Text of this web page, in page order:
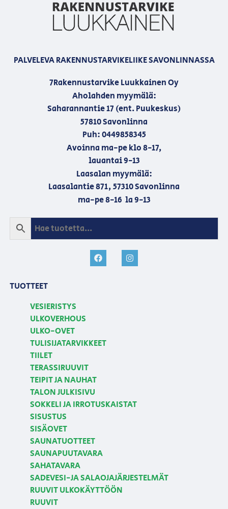
PALVELEVA RAKENNUSTARVIKELIIKE SAVONLINNASSA
7Rakennustarvike Luukkainen Oy
Aholahden myymälä:
Saharannantie 17 (ent. Puukeskus)
57810 Savonlinna
Puh: 0449858345
Avoinna ma-pe klo 8-17,
lauantai 9-13
Laasalan myymälä:
Laasalantie 871, 57310 Savonlinna
ma-pe 8-16 la 9-13
TUOTTEET
VESIERISTYS
ULKOVERHOUS
ULKO-OVET
TULISIJATARVIKKEET
TIILET
TERASSIRUUVIT
TEIPIT JA NAUHAT
TALON JULKISIVU
SOKKELI JA IRROTUSKAISTAT
SISUSTUS
SISÄOVET
SAUNATUOTTEET
SAUNAPUUTAVARA
SAHATAVARA
SADEVESI-JA SALAOJAJÄRJESTELMÄT
RUUVIT ULKOKÄYTTÖÖN
RUUVIT